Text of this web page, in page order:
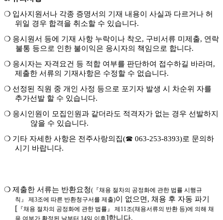
❍ 입사지원서나 각종 증명서의 기재 내용이 사실과 다르거나 허
위일 경우 합격을 취소할 수 있습니다.
❍ 응시원서 등에 기재 사항 누락이나 착오, 구비서류 미제출, 연락
불통 등으로 인한 불이익은 응시자의 책임으로 합니다.
❍ 응시자는 자격요건 등 적합 여부를 판단하여 접수하길 바라며 ,
제출한 서류의 기재사항은 수정할 수 없습니다.
❍ 선정된 직원 중 개인 사정 등으로 포기자 발생 시 차순위 자를
추가선발 할 수 있습니다.
❍ 응시인원이 모집인원과 같더라도 적격자가 없는 경우 선발하지
않을 수 있습니다.
❍ 기타 자세한 사항은 전주사랑의집(☎ 063-253-8393)로 문의하
시기 바랍니다.
❍ 제출한 서류는 반환요청( 『채용 절차의 공정화에 관한 법률 시행규
칙 』 제 3조에 따른 반환청구서를 제출)이 없으면, 채용 후 자동 파기
[ 『채용 절차의 공정화에 관한 법률』 제 11조(채용서류의 반환 등)에 의해 채
]합니다.